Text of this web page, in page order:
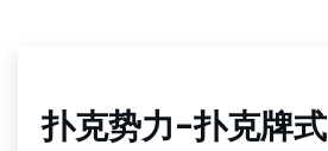
扑克势力-扑克牌式